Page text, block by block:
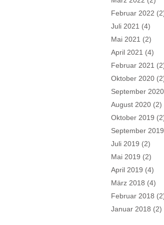
Februar 2022
Juli 2021 (4)
Mai 2021 (2)
April 2021 (4)
Februar 2021
Oktober 2020
September 2020
August 2020(2)
Oktober 2019
September 2019
Juli 2019 (2)
Mai 2019 (2)
April 2019 (4)
März 2018 (4)
Februar 2018
Januar 2018 (2)